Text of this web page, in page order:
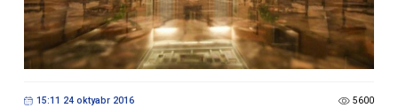
15:11 24 oktyabr 2016 5600